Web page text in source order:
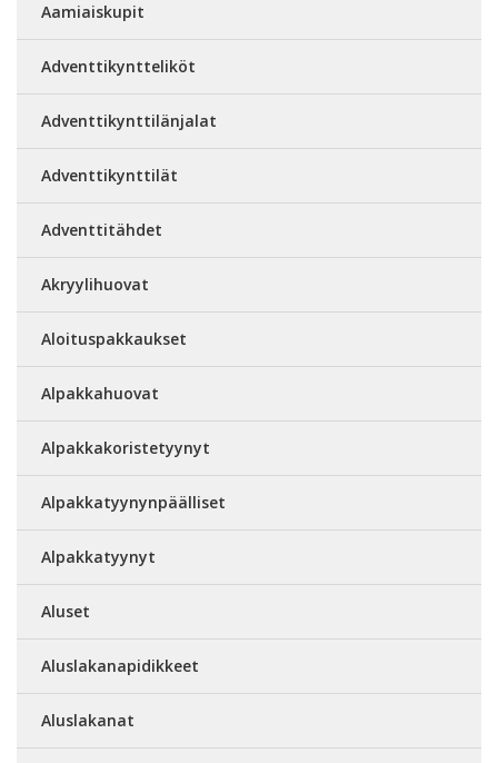
Aamiaiskupit
Adventtikyntteliköt
Adventtikynttilänjalat
Adventtikynttilät
Adventtitähdet
Akryylihuovat
Aloituspakkaukset
Alpakkahuovat
Alpakkakoristetyynyt
Alpakkatyynynpäälliset
Alpakkatyynyt
Aluset
Aluslakanapidikkeet
Aluslakanat